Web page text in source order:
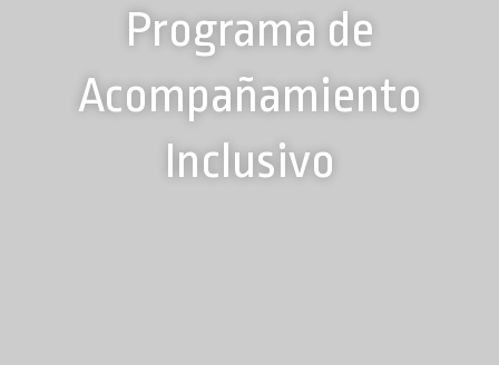
Programa de
Acompañamiento
Inclusivo